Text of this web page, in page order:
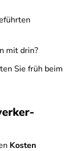
mit drin?
Sie früh beim
Kosten